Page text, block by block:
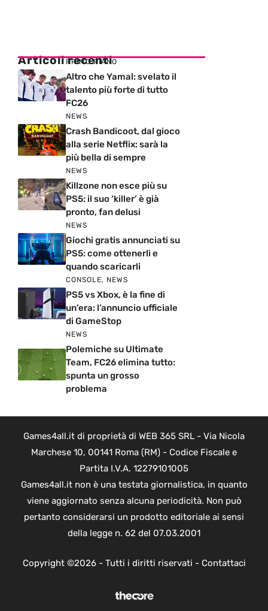
Articoli recenti
PRIMO PIANO
Altro che Yamal: svelato il
talento più forte di tutto
FC26
NEWS
Crash Bandicoot, dal gioco
alla serie Netflix: sarà la
più bella di sempre
NEWS
Killzone non esce più su
PS5: il suo ‘killer’ è già
pronto, fan delusi
NEWS
Giochi gratis annunciati su
PS5: come ottenerli e
quando scaricarli
CONSOLE, NEWS
PS5 vs Xbox, è la fine di
un’era: l’annuncio ufficiale
di GameStop
NEWS
Polemiche su Ultimate
Team, FC26 elimina tutto:
spunta un grosso
problema
Games4all.it di proprietà di WEB 365 SRL - Via Nicola
Marchese 10, 00141 Roma (RM) - Codice Fiscale e
Partita I.V.A. 12279101005
Games4all.it non è una testata giornalistica, in quanto
viene aggiornato senza alcuna periodicità. Non può
pertanto considerarsi un prodotto editoriale ai sensi
della legge n. 62 del 07.03.2001
Copyright ©2026 - Tutti i diritti riservati - Contattaci